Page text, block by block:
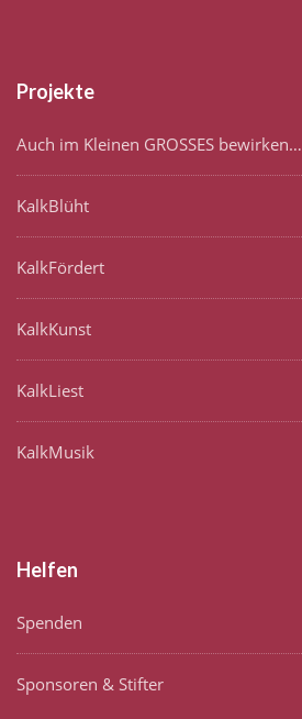
Projekte
Auch im Kleinen GROSSES bewirken…
KalkBlüht
KalkFördert
KalkKunst
KalkLiest
KalkMusik
Helfen
Spenden
Sponsoren & Stifter